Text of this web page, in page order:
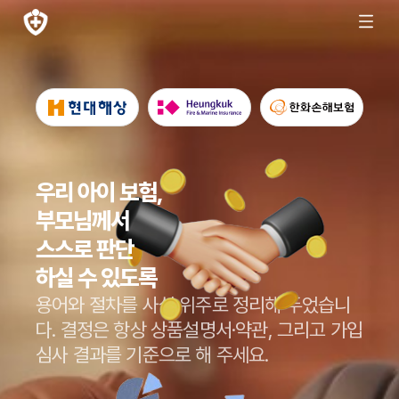
우리 아이 보험,
부모님께서
스스로 판단
하실 수 있도록
용어와 절차를 사실 위주로 정리해 두었습니
다. 결정은 항상 상품설명서·약관, 그리고 가입
심사 결과를 기준으로 해 주세요.